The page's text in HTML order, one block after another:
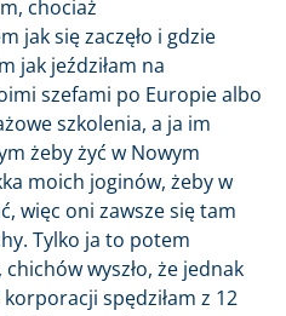
chociaż
jak się zaczęło i gdzie
jak jeździłam na
szefami po Europie albo
szkolenia, a ja im
żeby żyć w Nowym
moich joginów, żeby w
więc oni zawsze się tam
Tylko ja to potem
wyszło, że jednak
spędziłam z 12